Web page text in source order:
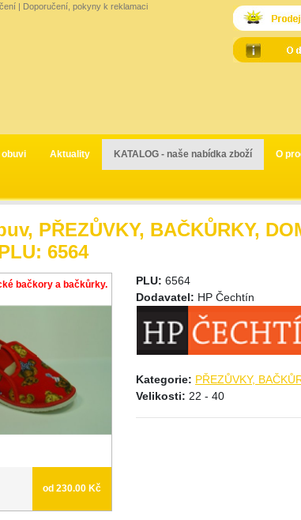
| Doporučení, pokyny k reklamaci
Aktuality KATALOG - naše nabídka zboží O
PŘEZŮVKY, BAČKŮRKY,
6564
bačkory a bačkůrky.
od 230.00 Kč
PLU: 6564
Dodavatel: HP Čechtín
Kategorie: PŘEZŮVKY,
Velikosti: 22 - 40